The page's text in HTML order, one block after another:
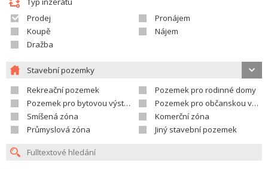
Prodej
Pronájem
Koupě
Nájem
Dražba
Stavební pozemky
Rekreační pozemek
Pozemek pro rodinné domy
Pozemek pro bytovou výstavbu
Pozemek pro občanskou vybavenost
Smíšená zóna
Komerční zóna
Průmyslová zóna
Jiný stavební pozemek